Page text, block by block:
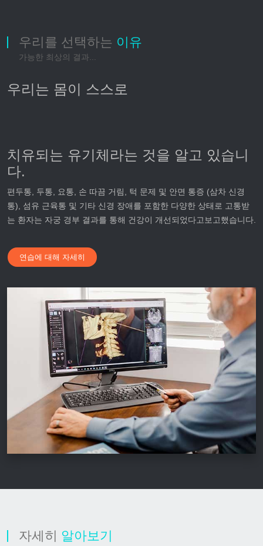
우리를 선택하는 이유
가능한 최상의 결과...
우리는 몸이 스스로
치유되는 유기체라는 것을 알고 있습니
다.
편두통, 두통, 요통, 손 따끔 거림, 턱 문제 및 안면 통증 (삼차 신경
통), 섬유 근육통 및 기타 신경 장애를 포함한 다양한 상태로 고통받
는 환자는 자궁 경부 결과를 통해 건강이 개선되었다고보고했습니다.
연습에 대해 자세히
자세히 알아보기